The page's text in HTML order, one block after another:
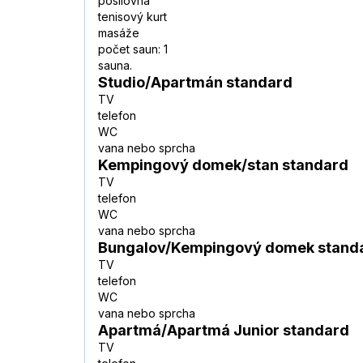
tenisový kurt
masáže
počet saun: 1
sauna.
Studio/Apartmán standard
TV
telefon
WC
vana nebo sprcha
Kempingový domek/stan standard
TV
telefon
WC
vana nebo sprcha
Bungalov/Kempingový domek
TV
telefon
WC
vana nebo sprcha
Apartmá/Apartmá Junior standard
TV